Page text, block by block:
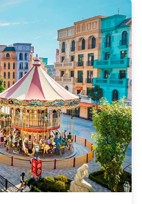
越.南越全覽9
晚回
、順化、古芝地